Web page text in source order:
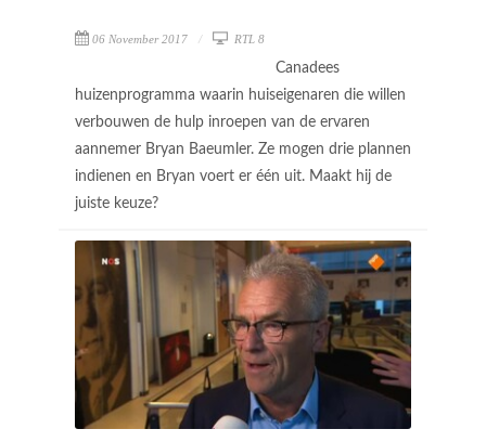
06 November 2017 RTL 8
Canadees
huizenprogramma waarin huiseigenaren die willen
verbouwen de hulp inroepen van de ervaren
aannemer Bryan Baeumler. Ze mogen drie plannen
indienen en Bryan voert er één uit. Maakt hij de
juiste keuze?